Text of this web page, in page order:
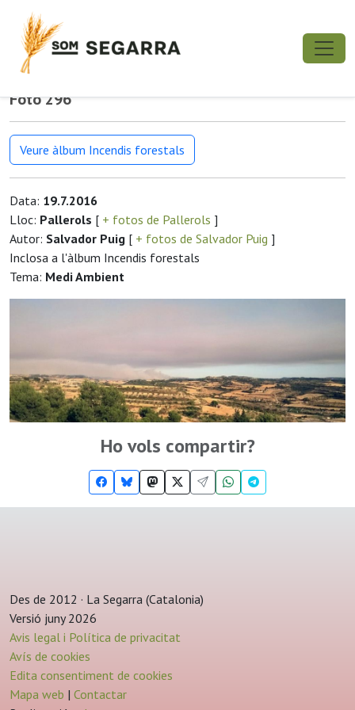
Foto 296
Veure àlbum Incendis forestals
Data: 19.7.2016
Lloc: Pallerols [ + fotos de Pallerols ]
Autor: Salvador Puig [ + fotos de Salvador Puig ]
Inclosa a l'àlbum Incendis forestals
Tema: Medi Ambient
Ho vols compartir?
Des de 2012 · La Segarra (Catalonia)
Versió juny 2026
Avis legal i Política de privacitat
Avís de cookies
Edita consentiment de cookies
Mapa web | Contactar